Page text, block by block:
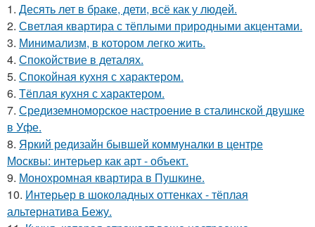
1. Десять лет в браке, дети, всё как у людей.
2. Светлая квартира с тёплыми природными акцентами.
3. Минимализм, в котором легко жить.
4. Спокойствие в деталях.
5. Спокойная кухня с характером.
6. Тёплая кухня с характером.
7. Средиземноморское настроение в сталинской двушке
в Уфе.
8. Яркий редизайн бывшей коммуналки в центре
Москвы: интерьер как арт - объект.
9. Монохромная квартира в Пушкине.
10. Интерьер в шоколадных оттенках - тёплая
альтернатива Бежу.